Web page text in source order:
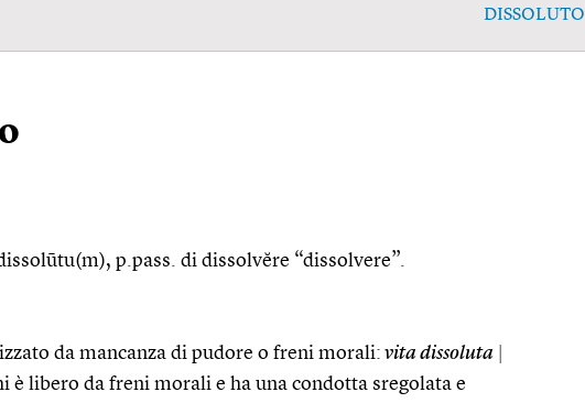
DISSOLUTO
p.pass. di dissolvĕre “dissolvere”.
da mancanza di pudore o freni morali: vita dissoluta
è libero da freni morali e ha una condotta sregolata e